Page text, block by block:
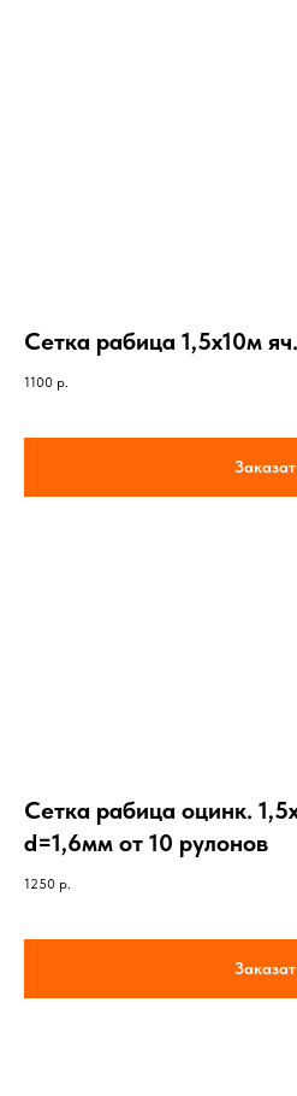
Сетка рабица 1,5х10м
1100 р.
Сетка рабица оцинк.
d=1,6мм от 10 рулонов
1250 р.